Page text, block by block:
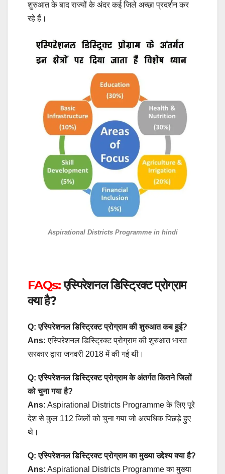
शुरुआत के बाद राज्यों के अंदर कई जिले अच्छा प्रदर्शन कर
रहे हैं।
Aspirational Districts Programme in hindi
FAQs:एस्पिरेशनल डिस्ट्रिक्ट प्रोग्राम
क्या है?
Q: एस्पिरेशनल डिस्ट्रिक्ट प्रोग्राम की शुरुआत कब हुई?
Ans: एस्पिरेशनल डिस्ट्रिक्ट प्रोग्राम की शुरुआत भारत
सरकार द्वारा जनवरी 2018 में की गई थी।
Q: एस्पिरेशनल डिस्ट्रिक्ट प्रोग्राम के अंतर्गत कितने जिलों
को चुना गया है?
Ans: Aspirational Districts Programme के लिए पूरे
देश से कुल 112 जिलों को चुना गया जो अत्यधिक पिछड़े हुए
थे।
Q: एस्पिरेशनल डिस्ट्रिक्ट प्रोग्राम का मुख्या उद्देश्य क्या है?
Ans: Aspirational Districts Programme का मुख्या